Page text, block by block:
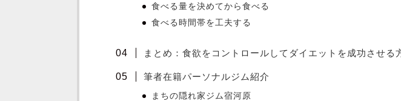
食べる量を決めてから食べる
食べる時間帯を工夫する
まとめ：食欲をコントロールしてダイエットを成功させる
筆者在籍パーソナルジム紹介
まちの隠れ家ジム宿河原